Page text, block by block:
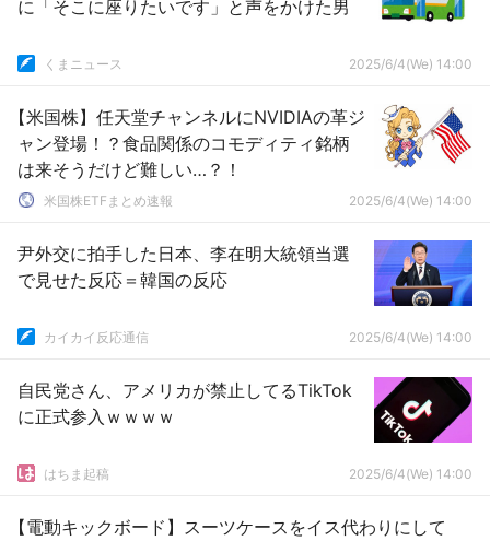
に「そこに座りたいです」と声をかけた男
くまニュース 2025/6/4(We) 14:00
【米国株】任天堂チャンネルにNVIDIAの革ジ
ャン登場！？食品関係のコモディティ銘柄
は来そうだけど難しい…？！
米国株ETFまとめ速報 2025/6/4(We) 14:00
尹外交に拍手した日本、李在明大統領当選
で見せた反応＝韓国の反応
カイカイ反応通信 2025/6/4(We) 14:00
自民党さん、アメリカが禁止してるTikTok
に正式参入ｗｗｗｗ
はちま起稿 2025/6/4(We) 14:00
【電動キックボード】スーツケースをイス代わりにして